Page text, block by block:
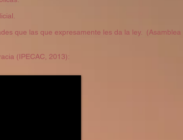
que las que expresamente les da la ley. (Asamblea
(IPECAC, 2013):